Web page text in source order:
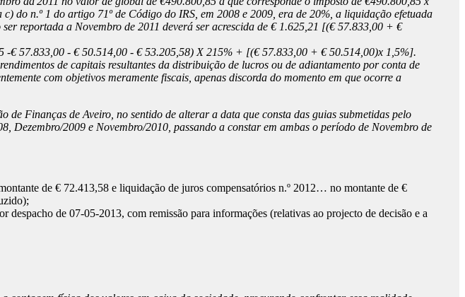
do n.º 1 do artigo 71º de Código do IRS, em 2008 e 2009, era de 20%, a liquidação efetuada
reportada a Novembro de 2011 deverá ser acrescida de € 1.625,21 [(€ 57.833,00 + €
-€ 57.833,00 - € 50.514,00 - € 53.205,58) X 215% + [(€ 57.833,00 + € 50.514,00)x 1,5%].
de capitais resultantes da distribuição de lucros ou de adiantamento por conta de
com objetivos meramente fiscais, apenas discorda do momento em que ocorre a
Finanças de Aveiro, no sentido de alterar a data que consta das guias submetidas pelo
Dezembro/2009 e Novembro/2010, passando a constar em ambas o período de Novembro de
de € 72.413,58 e liquidação de juros compensatórios n.º 2012… no montante de €
de 07-05-2013, com remissão para informações (relativas ao projecto de decisão e a